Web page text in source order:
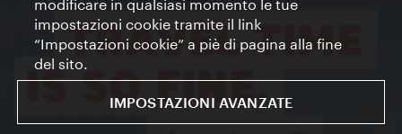
modificare in qualsiasi momento le tue
impostazioni cookie tramite il link
“Impostazioni cookie” a piè di pagina alla fine
del sito.
IMPOSTAZIONI AVANZATE